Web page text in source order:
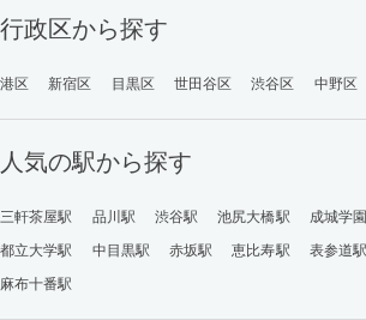
行政区から探す
港区 新宿区 目黒区 世田谷区 渋谷区 中野区
人気の駅から探す
三軒茶屋駅 品川駅 渋谷駅 池尻大橋駅 成城学
都立大学駅
中目黒駅 赤坂駅 恵比寿駅 表参道駅
麻布十番駅